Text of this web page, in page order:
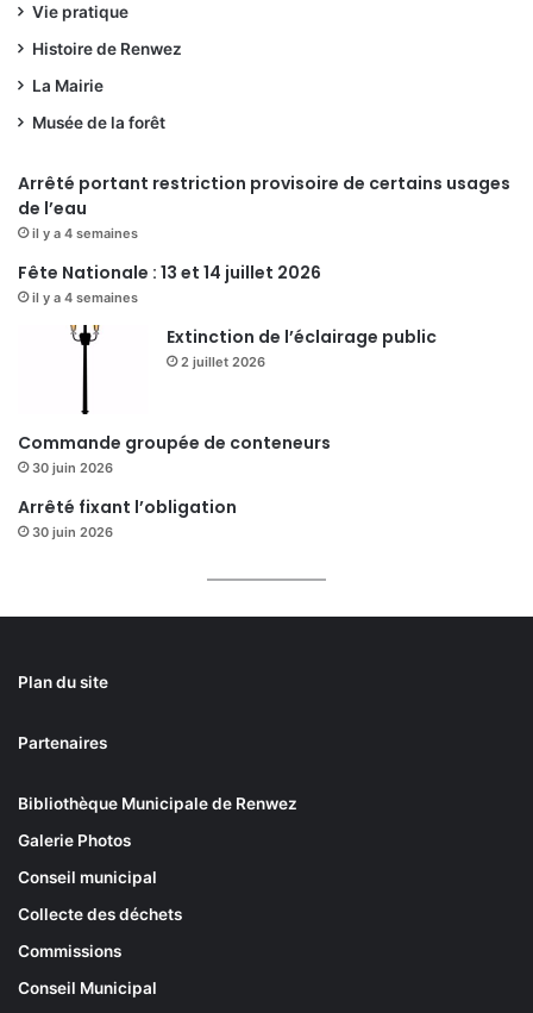
Vie pratique
Histoire de Renwez
La Mairie
Musée de la forêt
Arrêté portant restriction provisoire de certains usages
de l’eau
il y a 4 semaines
Fête Nationale : 13 et 14 juillet 2026
il y a 4 semaines
Extinction de l’éclairage public
2 juillet 2026
Commande groupée de conteneurs
30 juin 2026
Arrêté fixant l’obligation
30 juin 2026
Plan du site
Partenaires
Bibliothèque Municipale de Renwez
Galerie Photos
Conseil municipal
Collecte des déchets
Commissions
Conseil Municipal